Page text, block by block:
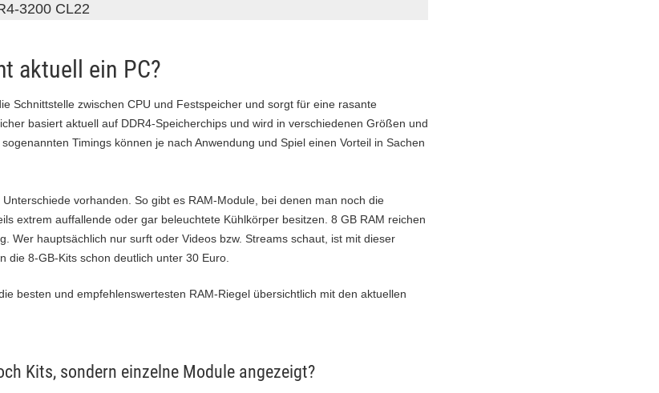
3200 CL22
aktuell ein PC?
Schnittstelle zwischen CPU und Festspeicher und sorgt für eine rasante
basiert aktuell auf DDR4-Speicherchips und wird in verschiedenen Größen und
Timings können je nach Anwendung und Spiel einen Vorteil in Sachen
vorhanden. So gibt es RAM-Module, bei denen man noch die
extrem auffallende oder gar beleuchtete Kühlkörper besitzen. 8 GB RAM reichen
Wer hauptsächlich nur surft oder Videos bzw. Streams schaut, ist mit dieser
die 8-GB-Kits schon deutlich unter 30 Euro.
besten und empfehlenswertesten RAM-Riegel übersichtlich mit den aktuellen
Kits, sondern einzelne Module angezeigt?